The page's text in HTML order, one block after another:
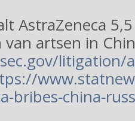
AstraZeneca
artsen in
litigation/
bribes-china-